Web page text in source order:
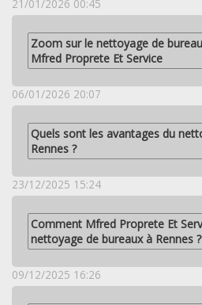
21/01/2026 00:45
Zoom sur le nettoyage de
Mfred Proprete Et Service
06/01/2026 20:07
Quels sont les avantages du
Rennes ?
23/12/2025 15:24
Comment Mfred Proprete Et
nettoyage de bureaux à Rennes ?
09/12/2025 16:26